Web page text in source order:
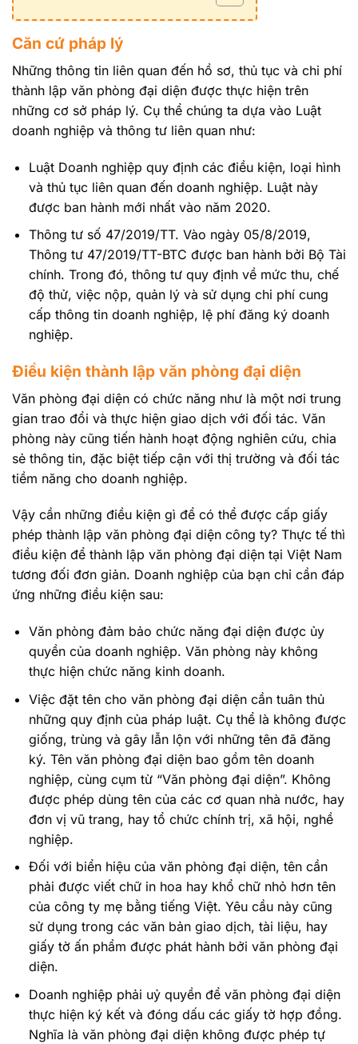
Căn cứ pháp lý
Những thông tin liên quan đến hồ sơ, thủ tục và chi phí
thành lập văn phòng đại diện được thực hiện trên
những cơ sở pháp lý. Cụ thể chúng ta dựa vào Luật
doanh nghiệp và thông tư liên quan như:
Luật Doanh nghiệp quy định các điều kiện, loại hình
và thủ tục liên quan đến doanh nghiệp. Luật này
được ban hành mới nhất vào năm 2020.
Thông tư số 47/2019/TT. Vào ngày 05/8/2019,
Thông tư 47/2019/TT-BTC được ban hành bởi Bộ Tài
chính. Trong đó, thông tư quy định về mức thu, chế
độ thử, việc nộp, quản lý và sử dụng chi phí cung
cấp thông tin doanh nghiệp, lệ phí đăng ký doanh
nghiệp.
Điều kiện thành lập văn phòng đại diện
Văn phòng đại diện có chức năng như là một nơi trung
gian trao đổi và thực hiện giao dịch với đối tác. Văn
phòng này cũng tiến hành hoạt động nghiên cứu, chia
sẻ thông tin, đặc biệt tiếp cận với thị trường và đối tác
tiềm năng cho doanh nghiệp.
Vậy cần những điều kiện gì để có thể được cấp giấy
phép thành lập văn phòng đại diện công ty? Thực tế thì
điều kiện để thành lập văn phòng đại diện tại Việt Nam
tương đối đơn giản. Doanh nghiệp của bạn chỉ cần đáp
ứng những điều kiện sau:
Văn phòng đảm bảo chức năng đại diện được ủy
quyền của doanh nghiệp. Văn phòng này không
thực hiện chức năng kinh doanh.
Việc đặt tên cho văn phòng đại diện cần tuân thủ
những quy định của pháp luật. Cụ thể là không được
giống, trùng và gây lẫn lộn với những tên đã đăng
ký. Tên văn phòng đại diện bao gồm tên doanh
nghiệp, cùng cụm từ “Văn phòng đại diện”. Không
được phép dùng tên của các cơ quan nhà nước, hay
đơn vị vũ trang, hay tổ chức chính trị, xã hội, nghề
nghiệp.
Đối với biển hiệu của văn phòng đại diện, tên cần
phải được viết chữ in hoa hay khổ chữ nhỏ hơn tên
của công ty mẹ bằng tiếng Việt. Yêu cầu này cũng
sử dụng trong các văn bản giao dịch, tài liệu, hay
giấy tờ ấn phẩm được phát hành bởi văn phòng đại
diện.
Doanh nghiệp phải uỷ quyền để văn phòng đại diện
thực hiện ký kết và đóng dấu các giấy tờ hợp đồng.
Nghĩa là văn phòng đại diện không được phép tự